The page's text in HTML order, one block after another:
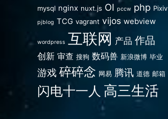
mysql nginx nuxt.js OI pccw php Pixiv
pjblog TCG vagrant vijos webview
wordpress 互联网 产品 作品
创新 审查 搜狗 数码兽 新浪微博 毕业
游戏 碎碎念 网易 腾讯 道德 邮箱
闪电十一人 高三生活